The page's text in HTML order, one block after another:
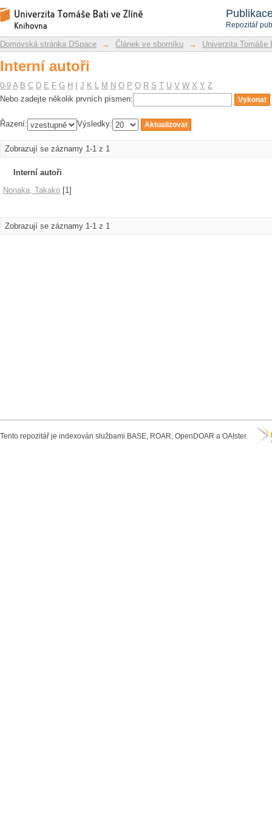
Repozitář
Interní autoři
Repozitář DSpace/Manakin
Domovská stránka DSpace → Článek ve sborníku → Univerzita Tomáše
Interní autoři
0-9 A B C D E F G H J K L M N O P Q R S T U V W X Y Z
Nebo zadejte několik prvních písmen:
Řazení: Výsledky:
Zobrazují se záznamy 1-1 z 1
Interní autoři
Nonaka, Takako [1]
Zobrazují se záznamy 1-1 z 1
Tento repozitář je indexován službami BASE, ROAR, OpenDOAR a OAIster.